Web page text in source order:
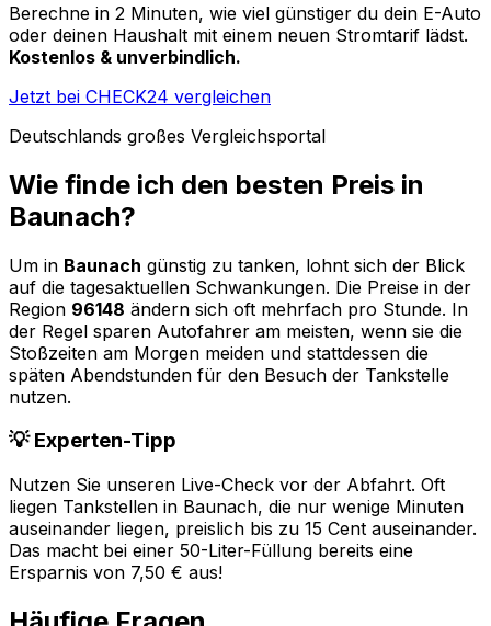
Berechne in 2 Minuten, wie viel günstiger du dein E-Auto
oder deinen Haushalt mit einem neuen Stromtarif lädst.
Kostenlos & unverbindlich.
Jetzt bei CHECK24 vergleichen
Deutschlands großes Vergleichsportal
Wie finde ich den besten Preis in
Baunach?
Um in Baunach günstig zu tanken, lohnt sich der Blick
auf die tagesaktuellen Schwankungen. Die Preise in der
Region 96148 ändern sich oft mehrfach pro Stunde. In
der Regel sparen Autofahrer am meisten, wenn sie die
Stoßzeiten am Morgen meiden und stattdessen die
späten Abendstunden für den Besuch der Tankstelle
nutzen.
💡 Experten-Tipp
Nutzen Sie unseren Live-Check vor der Abfahrt. Oft
liegen Tankstellen in Baunach, die nur wenige Minuten
auseinander liegen, preislich bis zu 15 Cent auseinander.
Das macht bei einer 50-Liter-Füllung bereits eine
Ersparnis von 7,50 € aus!